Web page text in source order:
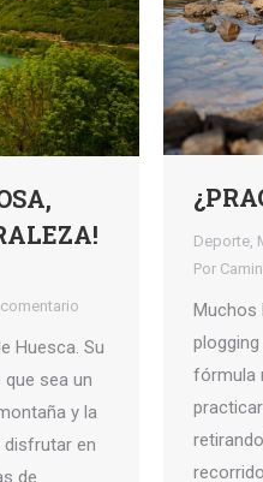
Huesca. Su
sea un
y la
disfrutar en
de
Deporte
Por
Muchos
fórmula